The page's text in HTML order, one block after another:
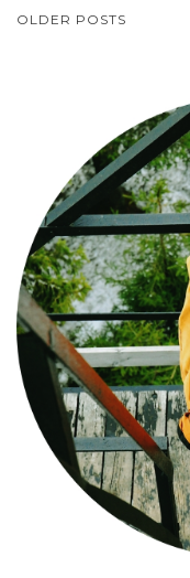
NAWIGACJA
OLDER POSTS